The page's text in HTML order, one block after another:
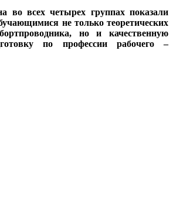
во всех четырех группах показали
не только теоретических
но и качественную
по профессии рабочего –